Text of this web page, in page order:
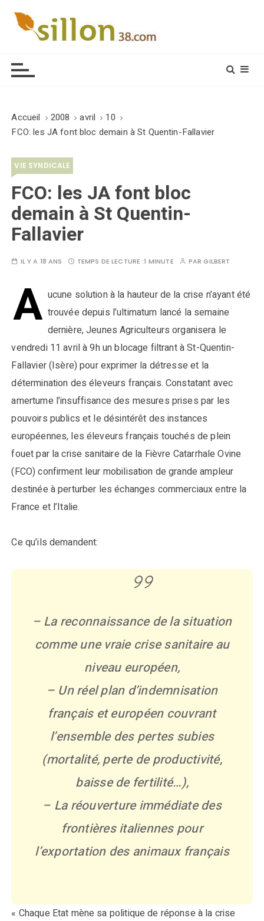
Accueil 2008 avril
10
FCO: les JA font bloc demain à St Quentin-Fallavier
VIE SYNDICALE
FCO: les JA font bloc
demain à St Quentin-
Fallavier
IL Y A 18 ANS TEMPS DE LECTURE :1 MINUTE PARGILBERT
A ucune solution à la hauteur de la crise n’ayant été
trouvée depuis l’ultimatum lancé la semaine
dernière, Jeunes Agriculteurs organisera le
vendredi 11 avril à 9h un blocage filtrant à St-Quentin-
Fallavier (Isère) pour exprimer la détresse et la
détermination des éleveurs français. Constatant avec
amertume l’insuffisance des mesures prises par les
pouvoirs publics et le désintérêt des instances
européennes, les éleveurs français touchés de plein
fouet par la crise sanitaire de la Fièvre Catarrhale Ovine
(FCO) confirment leur mobilisation de grande ampleur
destinée à perturber les échanges commerciaux entre la
France et l’Italie.
Ce qu’ils demandent:
– La reconnaissance de la situation
comme une vraie crise sanitaire au
niveau européen,
– Un réel plan d’indemnisation
français et européen couvrant
l’ensemble des pertes subies
(mortalité, perte de productivité,
baisse de fertilité…),
– La réouverture immédiate des
frontières italiennes pour
l’exportation des animaux français
« Chaque Etat mène sa politique de réponse à la crise